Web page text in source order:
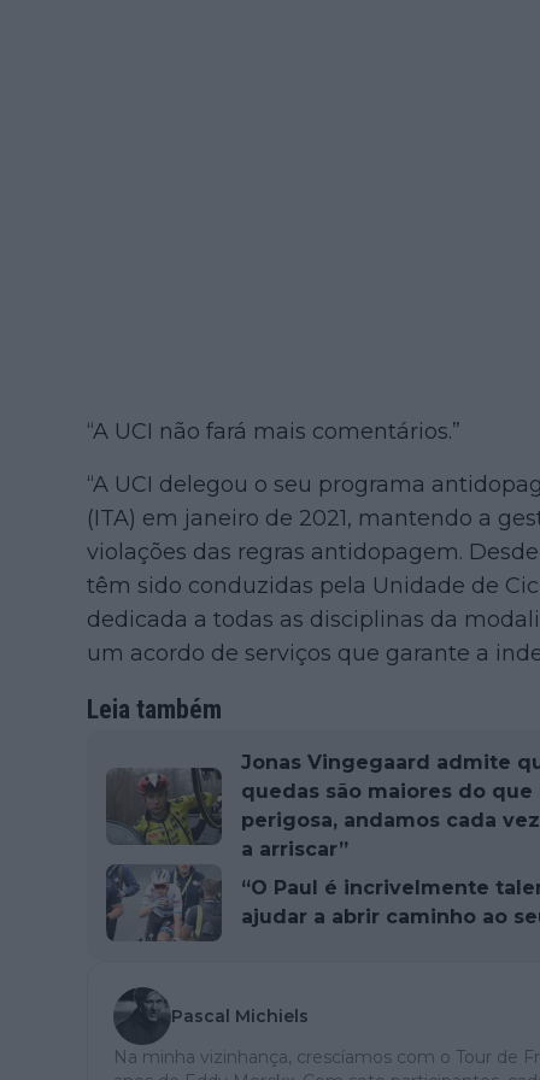
“A UCI não fará mais comentários.”
“A UCI delegou o seu programa
(ITA) em janeiro de 2021, mantendo a
violações das regras antidopagem.
têm sido conduzidas pela Unidade de
dedicada a todas as disciplinas da
um acordo de serviços que garante a
Leia também
Jonas Vingegaard admite
quedas são maiores do
perigosa, andamos cada
a arriscar”
“O Paul é incrivelmente
ajudar a abrir caminho ao
Pascal Michiels
Na minha vizinhança, crescíamos com o Tour de